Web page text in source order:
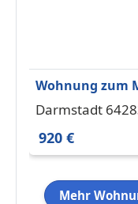
Wohnung zum
in Darmstadt 920
Darmstadt
920 €
Mehr